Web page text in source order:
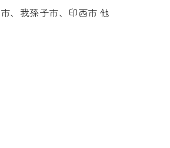
、我孫子市、印西市 他